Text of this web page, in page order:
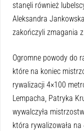
stanęli również
Aleksandra
zakończyli zmagania
Ogromne powody do
które na koniec
rywalizacji 4×100
Lempacha, Patryka
wywalczyła
która rywalizowała